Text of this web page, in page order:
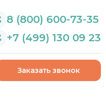
8 (800) 600-73-35
+7 (499) 130 09 23
Заказать звонок